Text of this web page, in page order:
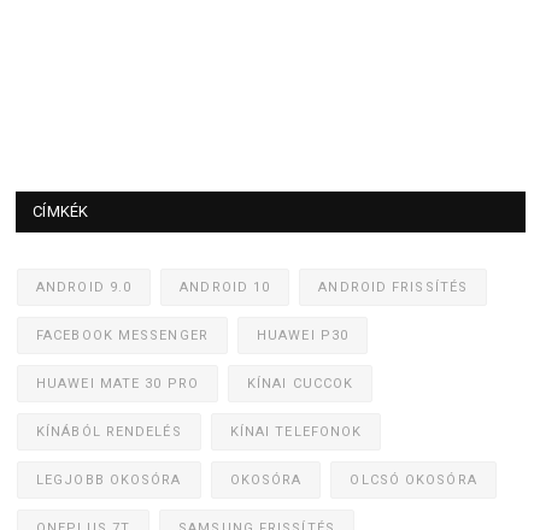
CÍMKÉK
ANDROID 9.0 ANDROID 10 ANDROID FRISSÍTÉS
FACEBOOK MESSENGER HUAWEI P30
HUAWEI MATE 30 PRO KÍNAI CUCCOK
KÍNÁBÓL RENDELÉS KÍNAI TELEFONOK
LEGJOBB OKOSÓRA OKOSÓRA OLCSÓ OKOSÓRA